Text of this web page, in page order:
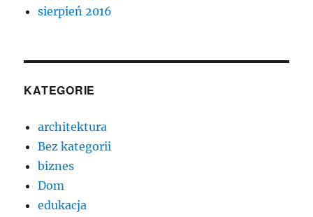
sierpień 2016
KATEGORIE
architektura
Bez kategorii
biznes
Dom
edukacja